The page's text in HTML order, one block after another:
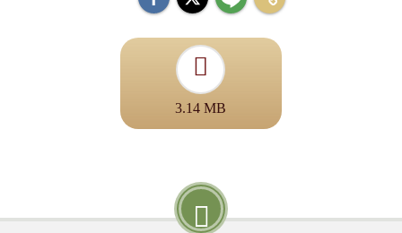
3.14 MB